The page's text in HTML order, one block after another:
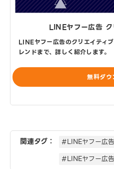
LINEヤフー広告 ク
LINEヤフー広告のクリエイティ
レンドまで、詳しく紹介します。
無料ダウ
関連タグ：
#LINEヤフー広告
#LINEヤフー広